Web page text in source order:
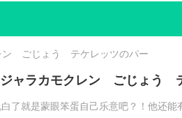
ン ごじょう テケレッツのパー
ャラカモクレン ごじょう
白了就是蒙眼笨蛋自己乐意吧？！他还